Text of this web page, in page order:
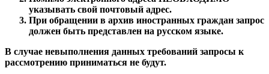
указывать свой почтовый адрес.
При обращении в архив иностранных граждан запрос
должен быть представлен на русском языке.
В случае невыполнения данных требований запросы к
рассмотрению приниматься не будут.